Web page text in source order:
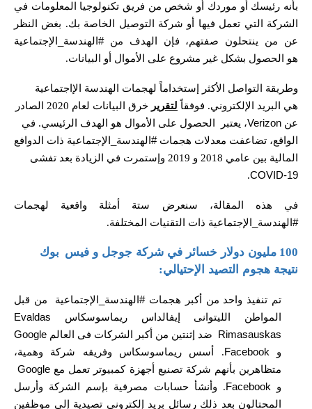
بأنه رئيسك أو موردك أو شخص من فريق تكنولوجيا المعلومات في
الشركة التي تعمل فيها أو شركة التوصيل الخاصة بك. بغض النظر
عن من ينتحلون صفتهم، فإن الهدف من #الهندسة_الإجتماعية
هو
الحصول بشكل غير مشروع على الأموال أو البيانات.
وطريقة التواصل الأكثر إستخداماً لهجمات الهندسة الإاجتماعية
هي البريد الإلكتروني. فوفقاً لتقرير خرق البيانات لعام 2020
الصادر
عن Verizon، يعتبر الحصول على الأموال هو الهدف الرئيسي. في
الواقع، تضاعفت معدلات هجمات #الهندسة_الإجتماعية ذات الدوافع
المالية بين عامي 2018 و 2019 وإستمرت في الزيادة بعد تفشى
COVID-19
.
في هذه المقالة، سنعرض ستة أمثلة واقعية لهجمات
#الهندسة_الإجتماعية ذات التقنيات المختلفة.
100 مليون دولار خسائر في شركة جوجل و فيس بوك
نتيجة هجوم التصيد الإحتيالي:
تم تنفيذ واحد من أكبر هجمات #الهندسة_الإجتماعية
من قبل
المواطن الليتوانى إيفالداس ريماسوسكاس Evaldas
Rimasauskas
ضد إثنتين من أكبر الشركات فى العالم Google
و Facebook
.
أسس ريماسوسكاس وفريقه شركة وهمية،
متظاهرين بأنهم شركة تصنيع أجهزة كمبيوتر تعمل مع Google
و Facebook. و أنشأ حسابات مصرفية بإسم الشركة وأرسل
المحتالون بعد ذلك رسائل بريد إلكتروني تصيدية إلى موظفين